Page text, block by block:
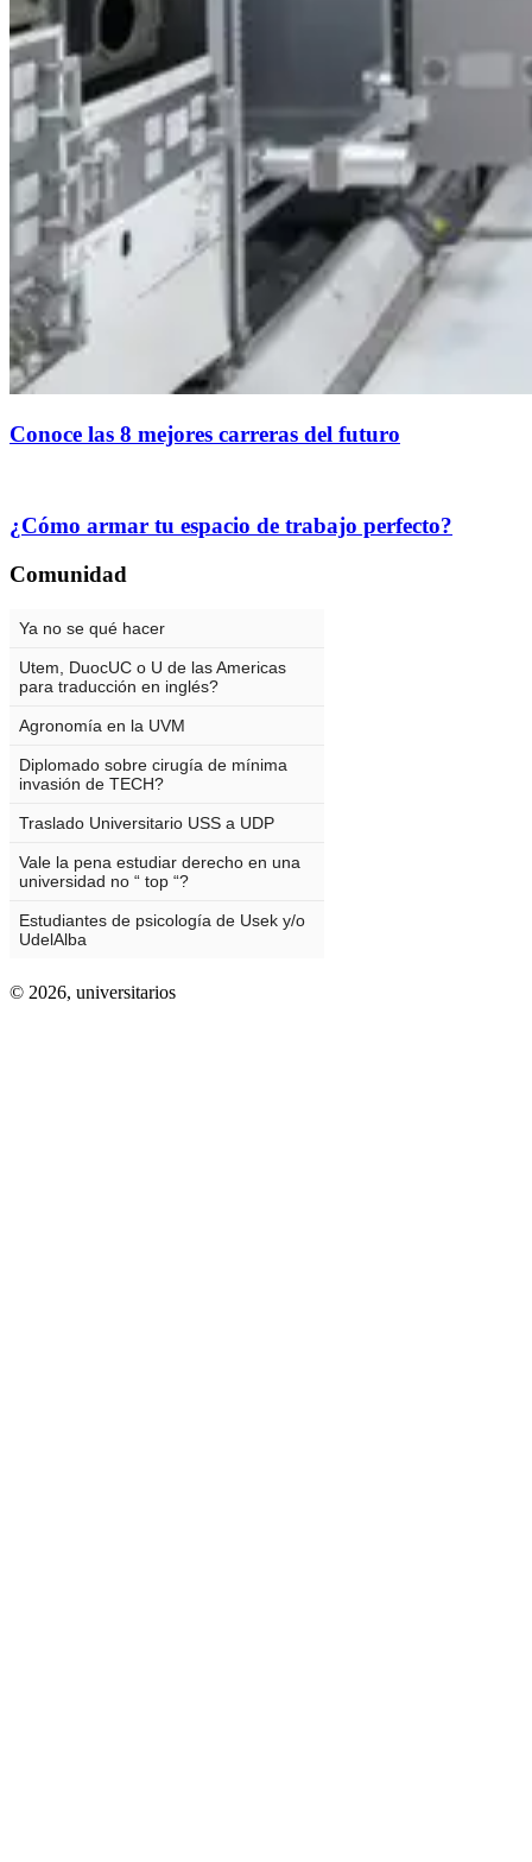
Conoce las 8 mejores carreras del futuro
¿Cómo armar tu espacio de trabajo perfecto?
Comunidad
© 2026, universitarios